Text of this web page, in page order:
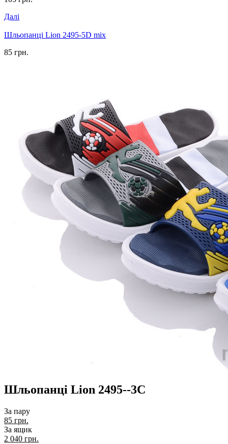
Далі
Шльопанці Lion 2495-5D mix
85 грн.
Шльопанці Lion 2495--3C
За пару
85 грн.
За ящик
2 040 грн.